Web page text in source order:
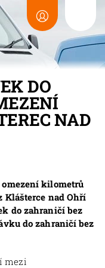
DO
NAD
omezení kilometrů
Klášterce nad Ohří
do zahraničí bez
do zahraničí bez
mezi